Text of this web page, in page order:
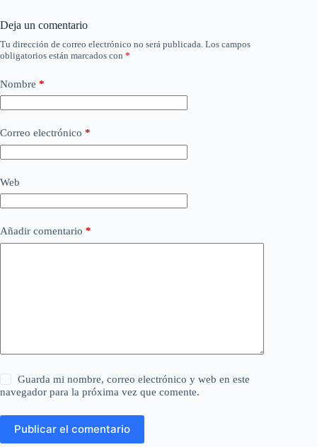
Deja un comentario
Tu dirección de correo electrónico no será publicada. Los campos
obligatorios están marcados con *
Nombre *
Correo electrónico *
Web
Añadir comentario *
Guarda mi nombre, correo electrónico y web en este
navegador para la próxima vez que comente.
Publicar el comentario